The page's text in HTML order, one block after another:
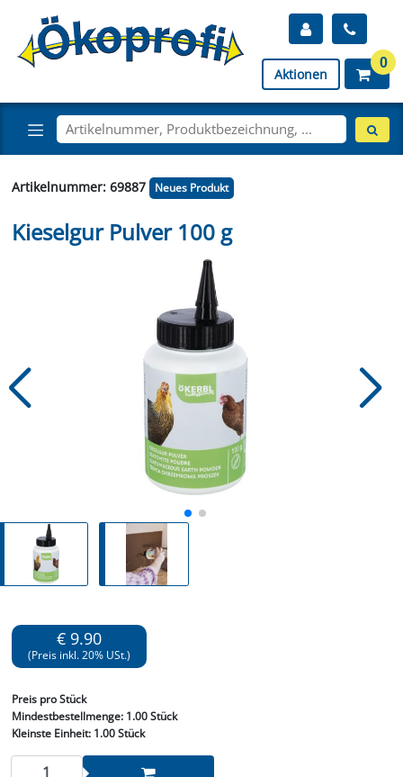
Aktionen
0
Artikelnummer: 69887 Neues Produkt
Kieselgur Pulver 100 g
€ 9.90
(Preis inkl. 20% USt.)
Preis pro Stück
Mindestbestellmenge: 1.00 Stück
Kleinste Einheit:1.00 Stück